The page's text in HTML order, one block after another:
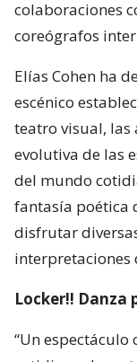
colaboraciones
coreógrafos
Elías Cohen ha
escénico
teatro visual, las
evolutiva de las
del mundo
fantasía poética
disfrutar
interpretaciones
Locker!! Danza
“Un